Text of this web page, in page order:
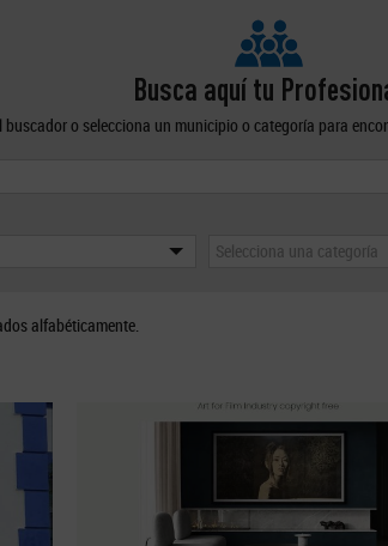
Busca aquí tu
buscador o selecciona un municipio o categoría para
Selecciona una categoría
alfabéticamente.